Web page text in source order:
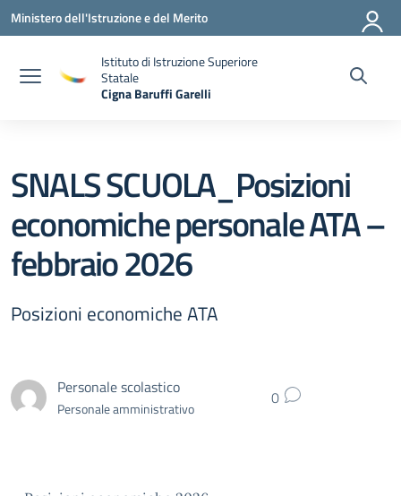
Vai ai contenuti
Vai al menu di navigazione
Vai al footer
Ministero dell'Istruzione e del Merito
Istituto di Istruzione Superiore
Statale
Cigna Baruffi Garelli
SNALS SCUOLA_Posizioni
economiche personale ATA –
febbraio 2026
Posizioni economiche ATA
Personale scolastico
Personale amministrativo 0